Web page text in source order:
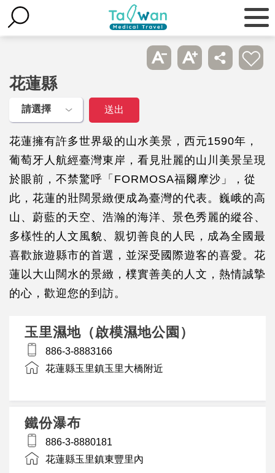
花蓮縣
花蓮擁有許多世界級的山水美景，西元1590年，
葡萄牙人航經臺灣東岸，看見壯麗的山川美景呈現
於眼前，不禁驚呼「FORMOSA福爾摩沙」，從
此，花蓮的壯闊景緻便成為臺灣的代表。巍峨的高
山、蔚藍的天空、浩瀚的海洋、景色秀麗的縱谷、
多樣性的人文風貌、親切善良的人民，成為全國最
喜歡旅遊縣市的首選，並深受國際遊客的喜愛。花
蓮以大山闊水的景緻，樸實善美的人文，熱情誠摯
的心，歡迎您的到訪。
玉里濕地（啟模濕地公園）
886-3-8883166
花蓮縣玉里鎮玉里大橋附近
鐵份瀑布
886-3-8880181
花蓮縣玉里鎮東豐里內